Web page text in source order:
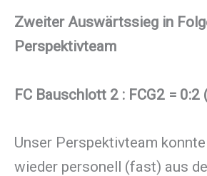
Zweiter Auswärtssieg in
Perspektivteam
FC Bauschlott 2 : FCG2 = 0:2
Unser Perspektivteam
wieder personell (fast) aus